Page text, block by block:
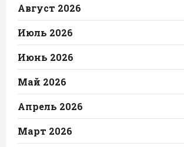
Август 2026
Июль 2026
Июнь 2026
Май 2026
Апрель 2026
Март 2026